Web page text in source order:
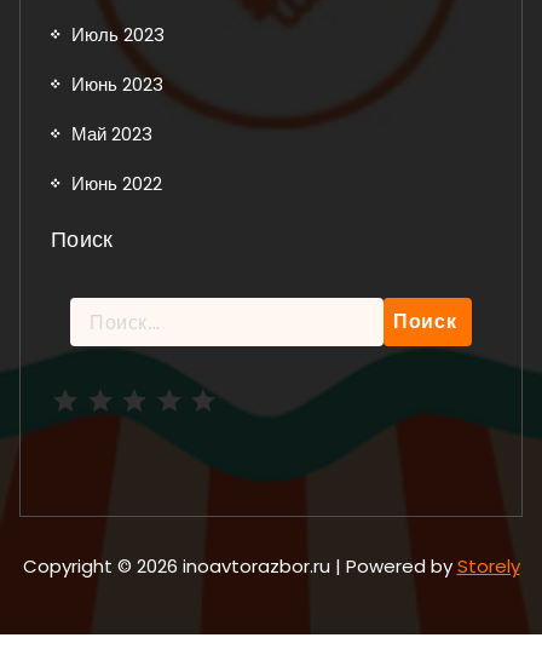
Июль 2023
Июнь 2023
Май 2023
Июнь 2022
Поиск
Найти:
Copyright © 2026 inoavtorazbor.ru | Powered byStorely